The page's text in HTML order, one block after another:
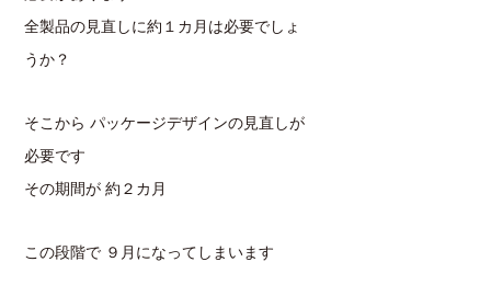
全製品の見直しに約１カ月は必要でしょ
うか？
そこから パッケージデザインの見直しが
必要です
その期間が 約２カ月
この段階で ９月になってしまいます